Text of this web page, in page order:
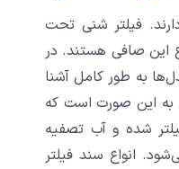
فیلتر شنی تحت
این صافی هستند. در
به طور کامل آشنا
به این صورت است که
شده و آب تصفیه
انواع سند فیلتر